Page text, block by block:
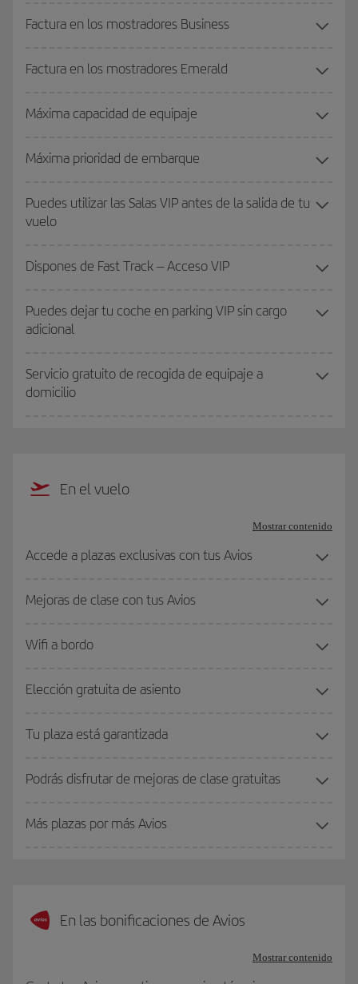
Factura en los mostradores Business
Factura en los mostradores Emerald
Máxima capacidad de equipaje
Máxima prioridad de embarque
Puedes utilizar las Salas VIP antes de la salida de tu
vuelo
Dispones de Fast Track – Acceso VIP
Puedes dejar tu coche en parking VIP sin cargo
adicional
Servicio gratuito de recogida de equipaje a
domicilio
En el vuelo
Mostrar contenido
Accede a plazas exclusivas con tus Avios
Mejoras de clase con tus Avios
Wifi a bordo
Elección gratuita de asiento
Tu plaza está garantizada
Podrás disfrutar de mejoras de clase gratuitas
Más plazas por más Avios
En las bonificaciones de Avios
Mostrar contenido